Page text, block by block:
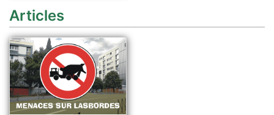
Articles